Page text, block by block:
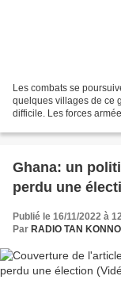
Les combats se
quelques villages de ce
difficile. Les forces
Ghana: un
perdu une
Publié le 16/11/2022 à
Par RADIO TAN